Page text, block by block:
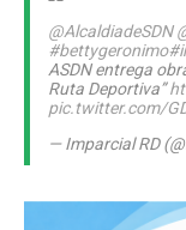
@AlcaldiadeSDN
#bettygeronimo
ASDN entrega
Ruta Deportiva”
pic.twitter.com/
— Imparcial RD